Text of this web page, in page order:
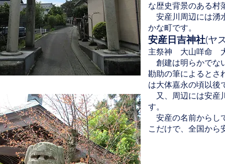
な歴史背景のある村
安産川周辺には湧
かな町です。
安産日吉神社(ヤ
主祭神 大山咩命
創建は明らかでな
勘助の筆によるとさ
は大体嘉永の頃以後
又、周辺には安産
す。
安産の名前からし
こだけで、全国から